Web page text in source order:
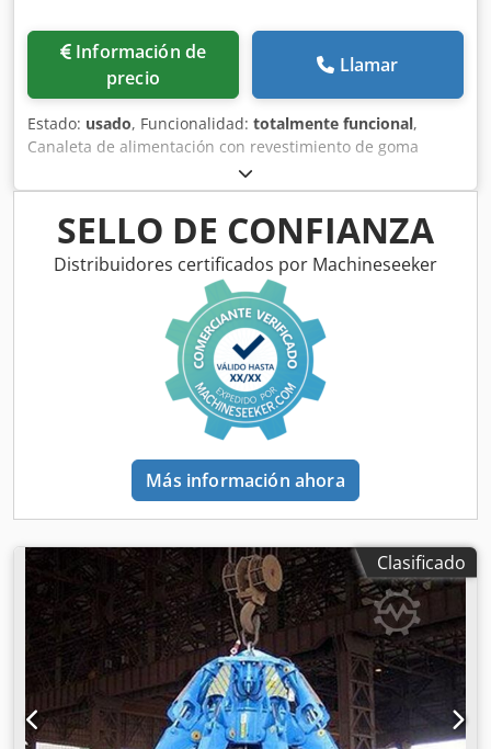
Información de
precio
Llamar
Estado: usado, Funcionalidad: totalmente funcional,
Canaleta de alimentación con revestimiento de goma
Tambor mezclador con paletas, diámetro aprox. 1.600 mm,
longitud aprox. 4.000 mm gran capacidad de producción
Dcsdpfx Ajxrn Anoivsk diseño sencillo y robusto en
remolque de 2 ejes
SELLO DE CONFIANZA
Distribuidores certificados por Machineseeker
Más información ahora
Clasificado